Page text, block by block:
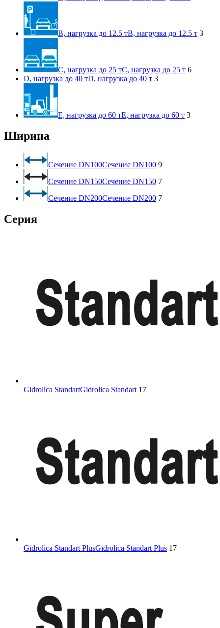
B, нагрузка до 12.5 тB, нагрузка до 12.5 т 3
C, нагрузка до 25 тC, нагрузка до 25 т 6
D, нагрузка до 40 тD, нагрузка до 40 т 3
E, нагрузка до 60 тE, нагрузка до 60 т 3
Ширина
Сечение DN100Сечение DN100 9
Сечение DN150Сечение DN150 7
Сечение DN200Сечение DN200 7
Серия
Gidrolica StandartGidrolica Standart 17
Gidrolica Standart PlusGidrolica Standart Plus 17